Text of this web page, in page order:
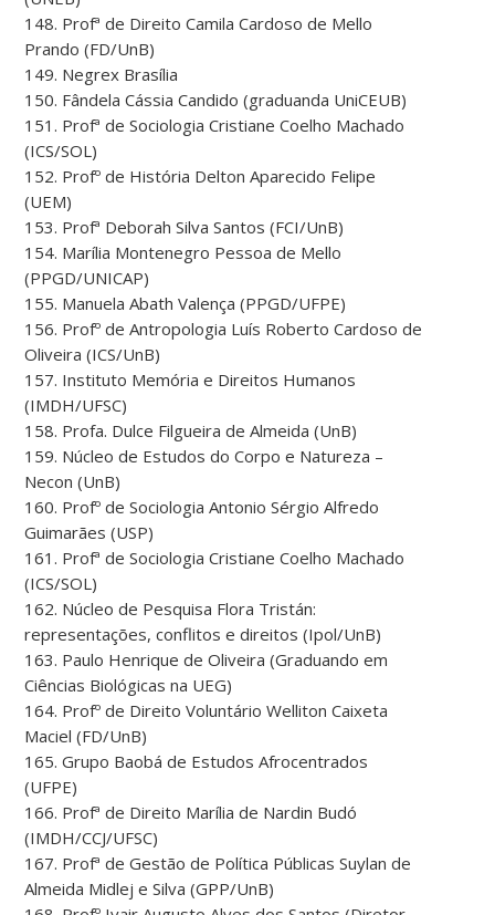
148. Profª de Direito Camila Cardoso de Mello
Prando (FD/UnB)
149. Negrex Brasília
150. Fândela Cássia Candido (graduanda UniCEUB)
151. Profª de Sociologia Cristiane Coelho Machado
(ICS/SOL)
152. Profº de História Delton Aparecido Felipe
(UEM)
153. Profª Deborah Silva Santos (FCI/UnB)
154. Marília Montenegro Pessoa de Mello
(PPGD/UNICAP)
155. Manuela Abath Valença (PPGD/UFPE)
156. Profº de Antropologia Luís Roberto Cardoso de
Oliveira (ICS/UnB)
157. Instituto Memória e Direitos Humanos
(IMDH/UFSC)
158. Profa. Dulce Filgueira de Almeida (UnB)
159. Núcleo de Estudos do Corpo e Natureza –
Necon (UnB)
160. Profº de Sociologia Antonio Sérgio Alfredo
Guimarães (USP)
161. Profª de Sociologia Cristiane Coelho Machado
(ICS/SOL)
162. Núcleo de Pesquisa Flora Tristán:
representações, conflitos e direitos (Ipol/UnB)
163. Paulo Henrique de Oliveira (Graduando em
Ciências Biológicas na UEG)
164. Profº de Direito Voluntário Welliton Caixeta
Maciel (FD/UnB)
165. Grupo Baobá de Estudos Afrocentrados
(UFPE)
166. Profª de Direito Marília de Nardin Budó
(IMDH/CCJ/UFSC)
167. Profª de Gestão de Política Públicas Suylan de
Almeida Midlej e Silva (GPP/UnB)